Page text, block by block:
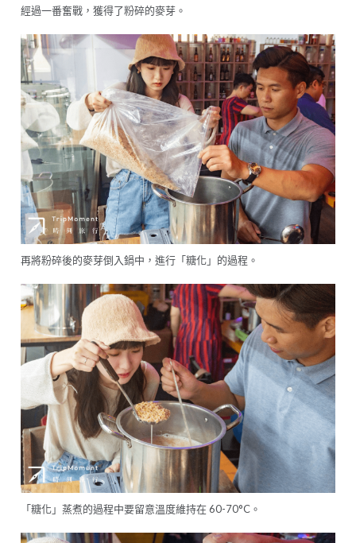
經過一番奮戰，獲得了粉碎的麥芽。
再將粉碎後的麥芽倒入鍋中，進行「糖化」的過程。
「糖化」蒸煮的過程中要留意溫度維持在 60-70°C。